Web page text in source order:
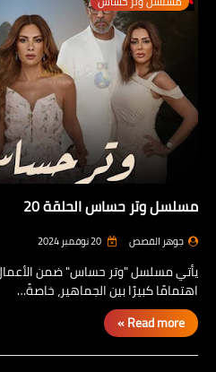
مسلسل وتر حساس الحلقة 20
جوهر القصص
يأتي مسلسل "وتر حساس" ضمن الأعمال
اهتمامًا كبيرًا بين الجماهير، خاصةً…
Read more »